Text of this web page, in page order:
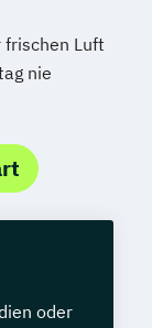
frischen Luft
nie
oder